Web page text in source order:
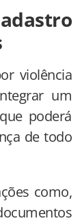
violência
um
poderá
de todo
como,